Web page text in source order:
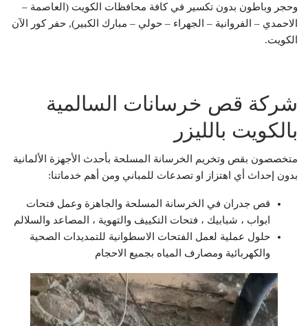
وحجر وباطون بدون تكسير في كافة محافظات الكويت (العاصمة –
الاحمدي – الفروانية – الجهراء – حولي – مبارك الكبير), حفر كور الآن
الكويت.
شركة قص خرسانات السالمية
بالكويت بالليزر
متخصصون بقص وتخريم الخرسانة المسلحة بأحدث الأجهزة الألمانية
بدون إحداث أي اهتزاز او تصدعات للمباني ومن أهم خدماتنا:
قص جدران في الخرسانة المسلحة والجاهزة وعمل فتحات
ابواب ، شبابيك ، فتحات التكييف والتهوية ، المصاعد والسلالم
حلول عملية لعمل الفتحات الاسطوانية للتمديدات الصحية
والكهربائية ومصارف المياه بجميع الاحجام
مشغل
الفيديو